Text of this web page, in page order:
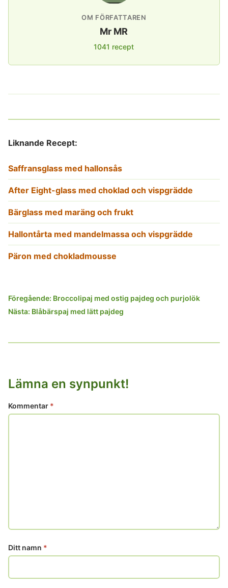
OM FÖRFATTAREN
Mr MR
1041 recept
Liknande Recept:
Saffransglass med hallonsås
After Eight-glass med choklad och vispgrädde
Bärglass med maräng och frukt
Hallontårta med mandelmassa och vispgrädde
Päron med chokladmousse
Inläggsnavigering
Föregående: Broccolipaj med ostig pajdeg och purjolök
Nästa: Blåbärspaj med lätt pajdeg
Lämna en synpunkt!
Kommentar *
Ditt namn *